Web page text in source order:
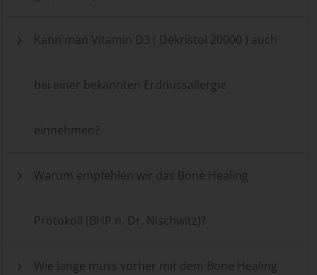
Kann man Vitamin D3 ( Dekristol 20000 ) auch
bei einer bekannten Erdnussallergie
einnehmen?
Warum empfehlen wir das Bone Healing
Protokoll (BHP n. Dr. Nischwitz)?
Wie lange muss vorher mit dem Bone Healing